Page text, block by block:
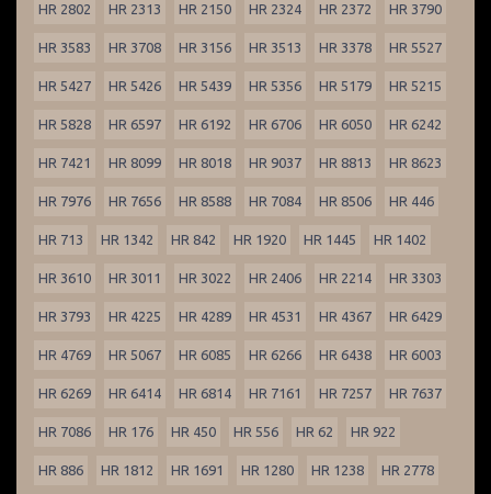
HR 2802 HR 2313 HR 2150 HR 2324 HR 2372 HR 3790
HR 3583 HR 3708 HR 3156 HR 3513 HR 3378 HR 5527
HR 5427 HR 5426 HR 5439 HR 5356 HR 5179 HR 5215
HR 5828 HR 6597 HR 6192 HR 6706 HR 6050 HR 6242
HR 7421 HR 8099 HR 8018 HR 9037 HR 8813 HR 8623
HR 7976 HR 7656 HR 8588 HR 7084 HR 8506 HR 446
HR 713 HR 1342 HR 842 HR 1920 HR 1445 HR 1402
HR 3610 HR 3011 HR 3022 HR 2406 HR 2214 HR 3303
HR 3793 HR 4225 HR 4289 HR 4531 HR 4367 HR 6429
HR 4769 HR 5067 HR 6085 HR 6266 HR 6438 HR 6003
HR 6269 HR 6414 HR 6814 HR 7161 HR 7257 HR 7637
HR 7086 HR 176 HR 450 HR 556 HR 62 HR 922
HR 886 HR 1812 HR 1691 HR 1280 HR 1238 HR 2778